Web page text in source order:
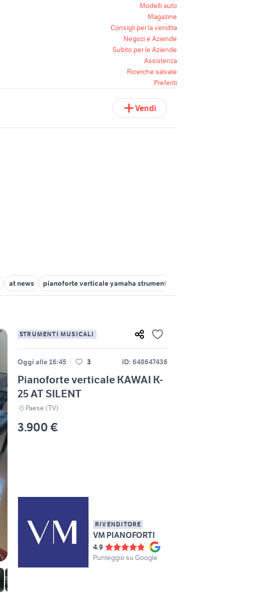
Modelli auto
Magazine
Consigli per la vendita
Negozi e Aziende
Subito per le Aziende
Assistenza
Ricerche salvate
Preferiti
Vendi
at news pianoforte verticale yamaha strumenti musicali
STRUMENTI MUSICALI
Oggi alle 16:45 3 ID: 648647436
Pianoforte verticale KAWAI K-
25 AT SILENT
Paese (TV)
3.900 €
RIVENDITORE
VM PIANOFORTI
4.9
Punteggio su Google